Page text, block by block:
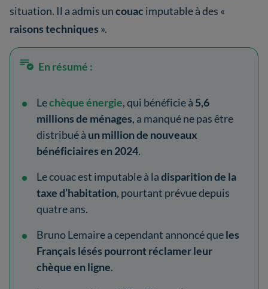
situation. Il a admis uncouac imputable à des «
raisons techniques ».
En résumé :
Lechèque énergie, qui bénéficie à 5,6
millions de ménages, a manqué ne pas être
distribué à un million de nouveaux
bénéficiaires en 2024.
Le couac est imputable à ladisparition de la
taxe d’habitation, pourtant prévue depuis
quatre ans.
Bruno Lemaire a cependant annoncé queles
Français lésés pourront réclamer leur
chèque en ligne.